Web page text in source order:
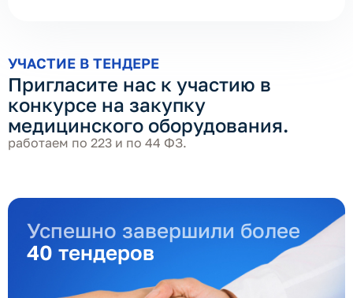
УЧАСТИЕ В ТЕНДЕРЕ
Пригласите нас к участию в
конкурсе на закупку
медицинского оборудования.
работаем по 223 и по 44 ФЗ.
Успешно завершили более
40 тендеров